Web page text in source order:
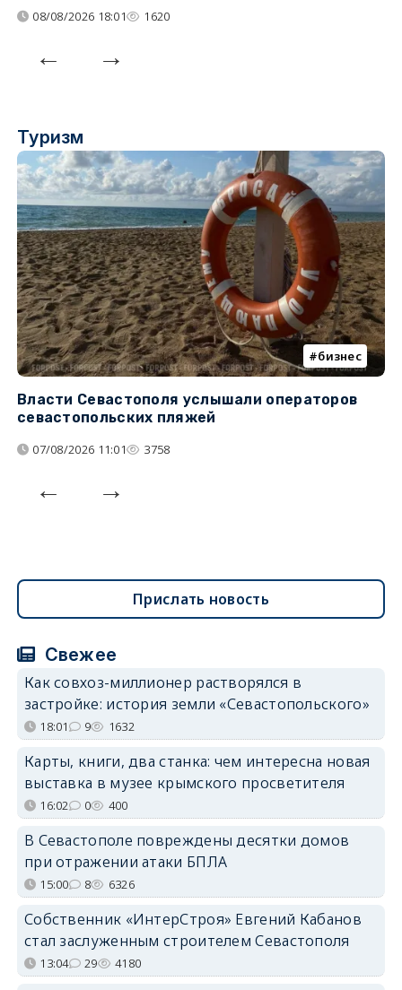
08/08/2026 18:01 1620
Туризм
бизнес
Власти Севастополя услышали операторов
севастопольских пляжей
07/08/2026 11:01 3758
Прислать новость
Свежее
Как совхоз-миллионер растворялся в
застройке: история земли «Севастопольского»
18:01 9 1632
Карты, книги, два станка: чем интересна новая
выставка в музее крымского просветителя
16:02 0 400
В Севастополе повреждены десятки домов
при отражении атаки БПЛА
15:00 8 6326
Собственник «ИнтерСтроя» Евгений Кабанов
стал заслуженным строителем Севастополя
13:04 29 4180